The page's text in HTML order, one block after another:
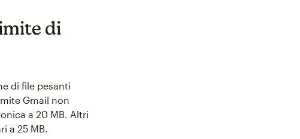
di
di file pesanti
Gmail non
a 20 MB. Altri
a 25 MB.